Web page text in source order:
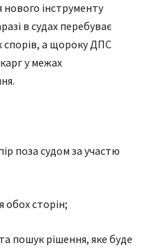
інструменту
в судах перебуває
спорів, а щороку ДПС
у межах
поза судом за участю
обох сторін;
пошук рішення, яке буде